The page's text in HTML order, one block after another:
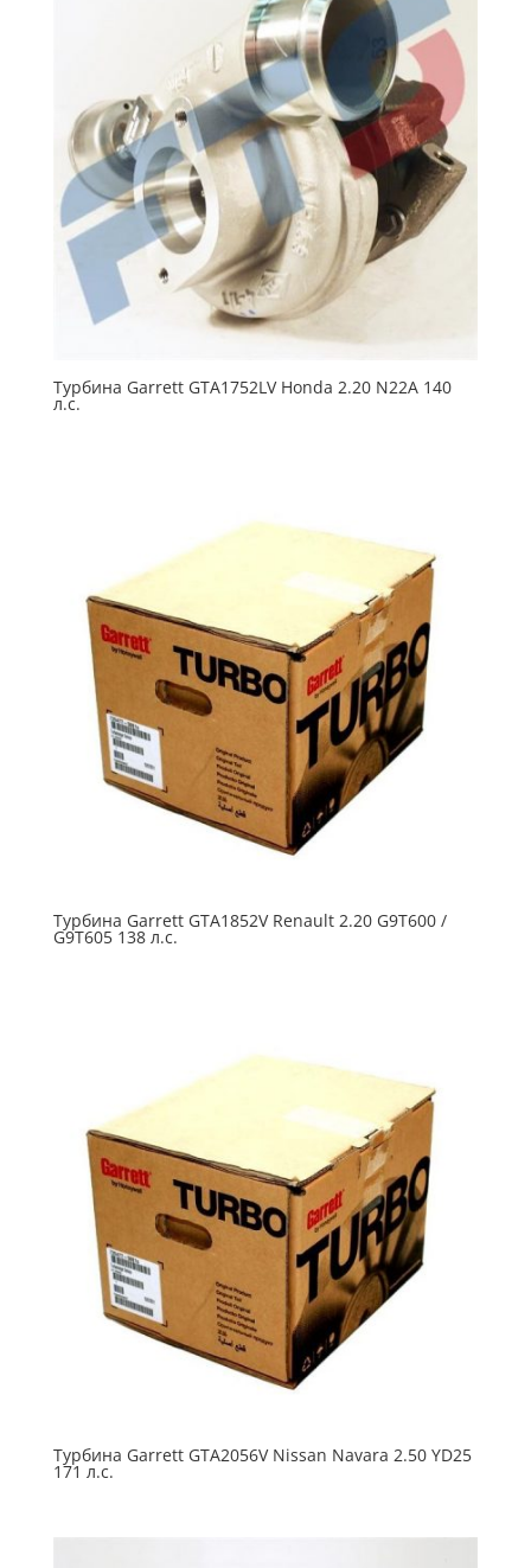
Турбина Garrett GTA1752LV Honda 2.20 N22A 140
л.с.
Турбина Garrett GTA1852V Renault 2.20 G9T600 /
G9T605 138 л.с.
Турбина Garrett GTA2056V Nissan Navara 2.50 YD25
171 л.с.